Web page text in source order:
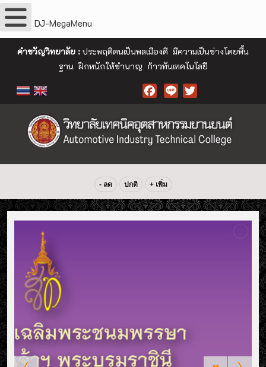
DJ-MegaMenu
คำขวัญวิทยาลัย : ประพฤติตนเป็นพลเมืองดี มีความเป็นช่างโดยพื้น
ฐาน ฝึกหนักให้ชำนาญ ก้าวทันเทคโนโลยี
- ลด ปกติ + เพิ่ม